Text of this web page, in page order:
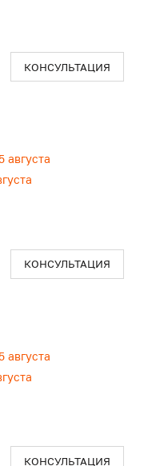
КОНСУЛЬТАЦИЯ
августа
КОНСУЛЬТАЦИЯ
августа
КОНСУЛЬТАЦИЯ